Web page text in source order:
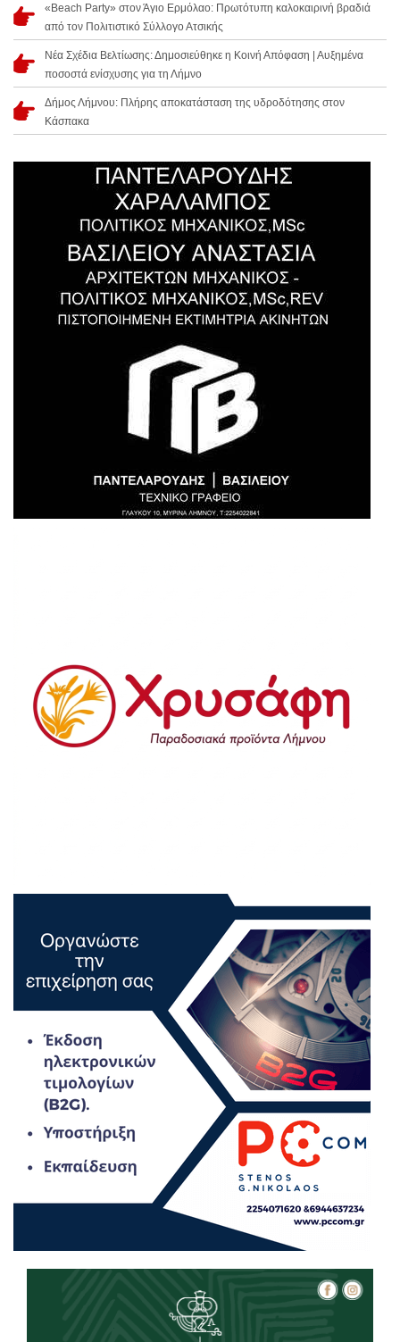
«Beach Party» στον Άγιο Ερμόλαο: Πρωτότυπη καλοκαιρινή βραδιά
από τον Πολιτιστικό Σύλλογο Ατσικής
Νέα Σχέδια Βελτίωσης: Δημοσιεύθηκε η Κοινή Απόφαση | Αυξημένα
ποσοστά ενίσχυσης για τη Λήμνο
Δήμος Λήμνου: Πλήρης αποκατάσταση της υδροδότησης στον
Κάσπακα